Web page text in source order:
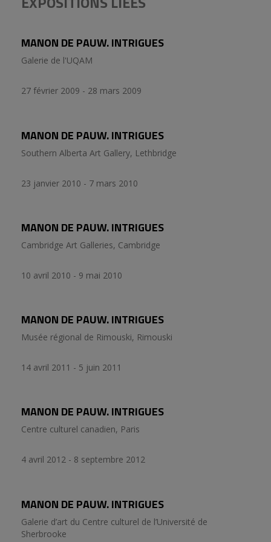
MANON DE PAUW. INTRIGUES
Galerie de l'UQAM
27 février 2009 - 28 mars 2009
MANON DE PAUW. INTRIGUES
Southern Alberta Art Gallery, Lethbridge
23 janvier 2010 - 7 mars 2010
MANON DE PAUW. INTRIGUES
Cambridge Art Galleries, Cambridge
10 avril 2010 - 9 mai 2010
MANON DE PAUW. INTRIGUES
Musée régional de Rimouski, Rimouski
14 avril 2011 - 5 juin 2011
MANON DE PAUW. INTRIGUES
Centre culturel canadien, Paris
4 avril 2012 - 8 septembre 2012
MANON DE PAUW. INTRIGUES
Galerie d’art du Centre culturel de l’Université de
Sherbrooke